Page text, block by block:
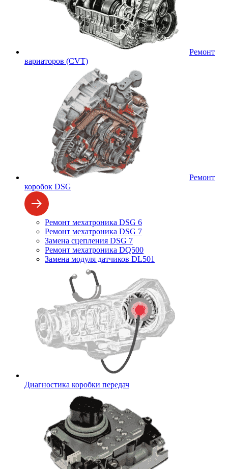
Ремонт
вариаторов (CVT)
Ремонт
коробок DSG
Ремонт мехатроника DSG 6
Ремонт мехатроника DSG 7
Замена сцепления DSG 7
Ремонт мехатроника DQ500
Замена модуля датчиков DL501
Диагностика коробки передач